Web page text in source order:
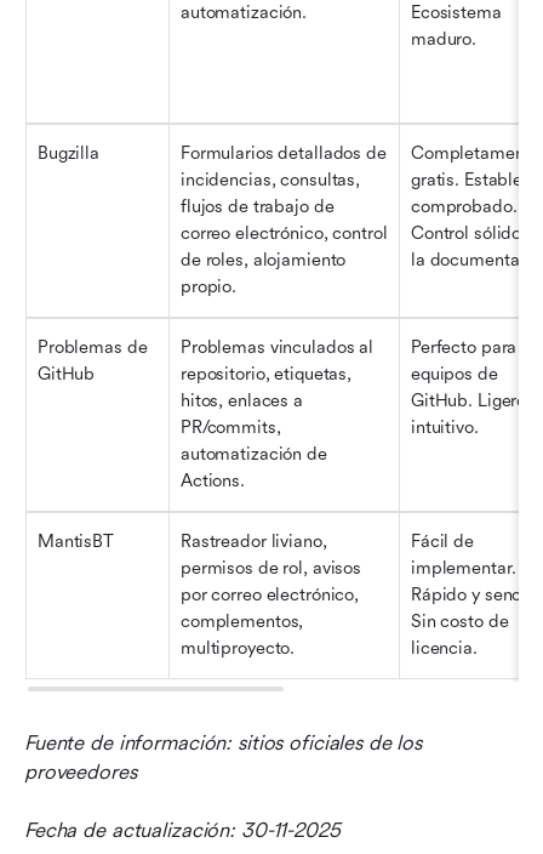
automatización.
Ecosistema
maduro.
Bugzilla
Formularios detallados de
incidencias, consultas,
flujos de trabajo de
correo electrónico, control
de roles, alojamiento
propio.
Completamente
gratis. Estable y
comprobado.
Control sólido
la
Problemas de
GitHub
Problemas vinculados al
repositorio, etiquetas,
hitos, enlaces a
PR/commits,
automatización de
Actions.
Perfecto para
equipos de
GitHub. Ligero e
intuitivo.
MantisBT
Rastreador liviano,
permisos de rol, avisos
por correo electrónico,
complementos,
multiproyecto.
Fácil de
implementar.
Rápido y
Sin costo de
licencia.
Fuente de información: sitios oficiales de los
proveedores
Fecha de actualización: 30-11-2025